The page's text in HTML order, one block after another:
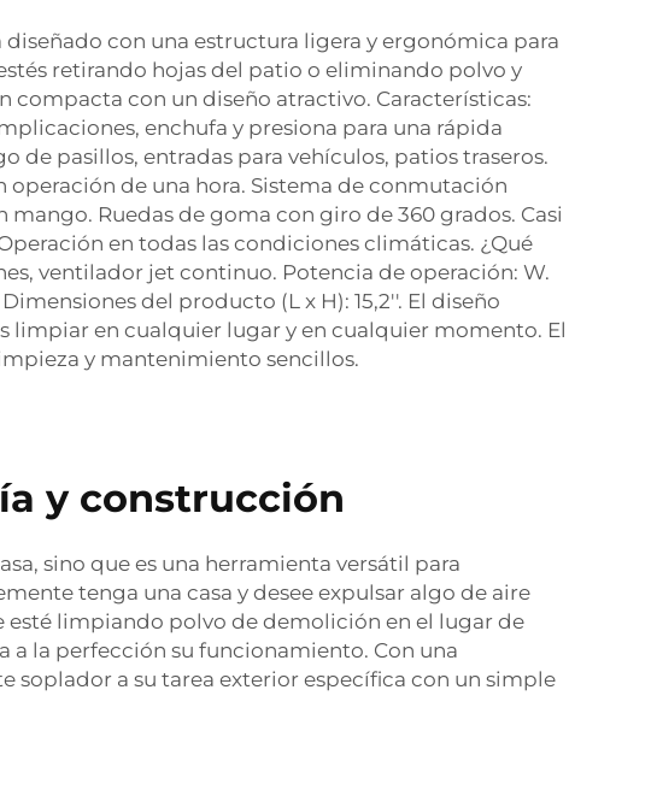
con una estructura ligera y ergonómica para
retirando hojas del patio o eliminando polvo y
compacta con un diseño atractivo. Características:
enchufa y presiona para una rápida
de pasillos, entradas para vehículos, patios traseros.
de una hora. Sistema de conmutación
Ruedas de goma con giro de 360 grados. Casi
en todas las condiciones climáticas. ¿Qué
ventilador jet continuo. Potencia de operación: W.
del producto (L x H): 15,2''. El diseño
limpiar en cualquier lugar y en cualquier momento. El
y mantenimiento sencillos.
y construcción
sino que es una herramienta versátil para
tenga una casa y desee expulsar algo de aire
esté limpiando polvo de demolición en el lugar de
la perfección su funcionamiento. Con una
soplador a su tarea exterior específica con un simple